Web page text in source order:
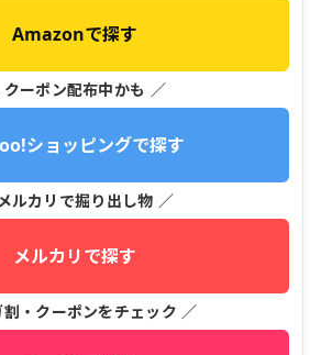
Amazonで探す
クーポン配布中かも ／
ショッピングで探す
ルカリで掘り出し物 ／
メルカリで探す
・クーポンをチェック ／